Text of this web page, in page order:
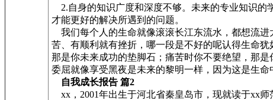
2.自身的知识广度和深度不够。未来的专业知识的
才能更好的解决所遇到的问题。
我们每个人的生命就像滚滚长江东流水，都想流进
苦、有顺利就有挫折，哪一段是不好的呢认得生命
那是你未来成功的垫脚石；痛苦时你不要绝望，那
委屈就像享受黑夜是未来的黎明一样，因为这是生命
自我成长报告 篇2
xx，2001年出生于河北省秦皇岛市，现就读于xx师